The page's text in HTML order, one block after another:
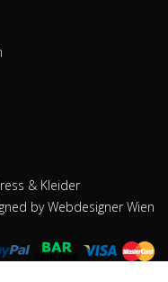
& Kleider
byWebdesigner Wien